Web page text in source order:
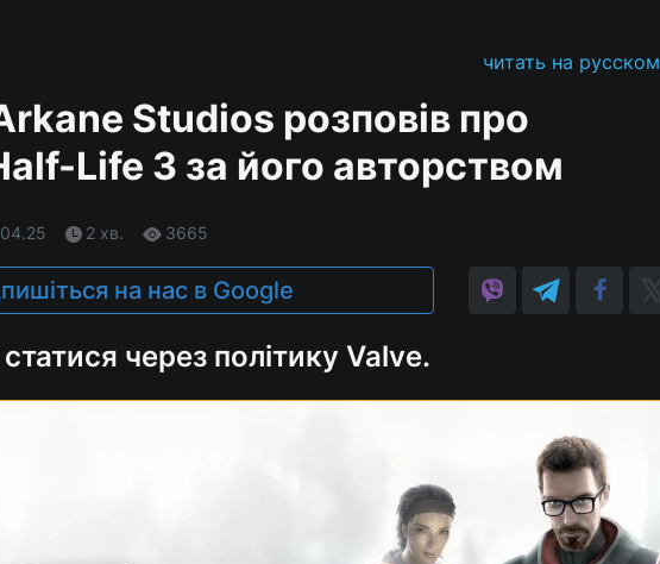
читать на русском
Studios розповів про
Life 3 за його авторством
2 хв. 3665
на нас в Google
через політику Valve.